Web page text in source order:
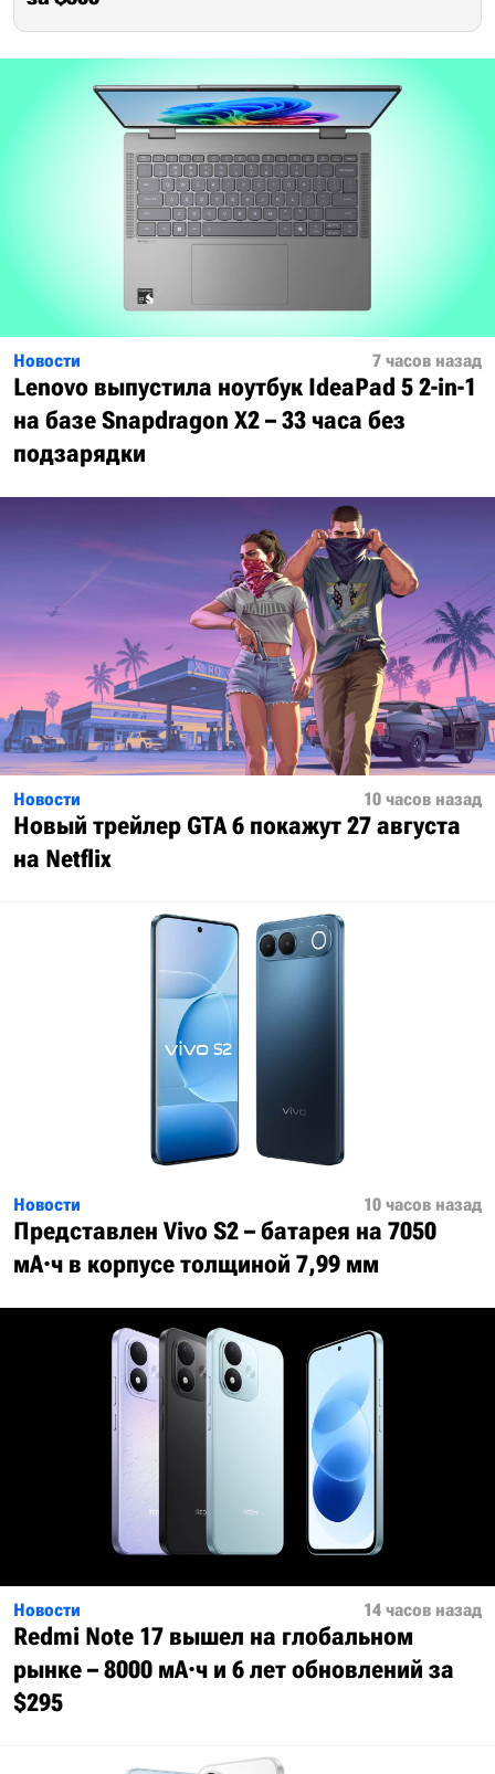
Новости 7 часов назад
Lenovo выпустила ноутбук IdeaPad 5 2-in-1
на базе Snapdragon X2 – 33 часа без
подзарядки
Новости 10 часов назад
Новый трейлер GTA 6 покажут 27 августа
на Netflix
Новости 10 часов назад
Представлен Vivo S2 – батарея на 7050
мА·ч в корпусе толщиной 7,99 мм
Новости 14 часов назад
Redmi Note 17 вышел на глобальном
рынке – 8000 мА·ч и 6 лет обновлений за
$295